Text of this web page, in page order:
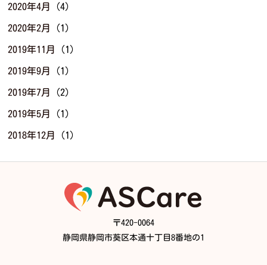
2020年4月 (4)
2020年2月 (1)
2019年11月 (1)
2019年9月 (1)
2019年7月 (2)
2019年5月 (1)
2018年12月 (1)
〒420-0064
静岡県静岡市葵区本通十丁目8番地の1